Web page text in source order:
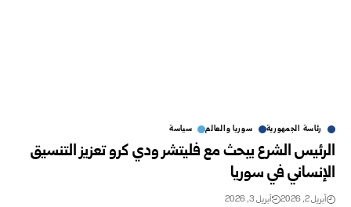
رئاسة الجمهورية سوريا والعالم سياسة
الرئيس الشرع يبحث مع فليتشر ودي كرو تعزيز التنسيق
الإنساني في سوريا
أبريل 2, 2026 أبريل 3, 2026